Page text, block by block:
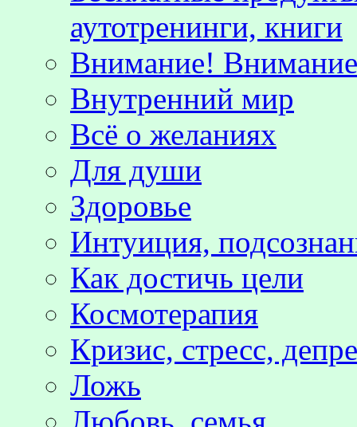
аутотренинги, книги
Внимание!
Внутренний мир
Всё о желаниях
Для души
Здоровье
Интуиция,
Как достичь цели
Космотерапия
Кризис, стресс,
Ложь